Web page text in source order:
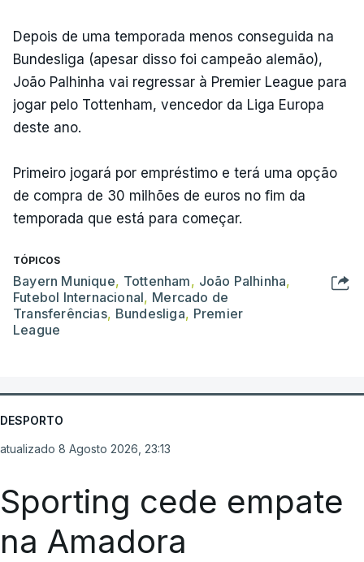
Depois de uma temporada menos conseguida na
Bundesliga (apesar disso foi campeão alemão),
João Palhinha vai regressar à Premier League para
jogar pelo Tottenham, vencedor da Liga Europa
deste ano.
Primeiro jogará por empréstimo e terá uma opção
de compra de 30 milhões de euros no fim da
temporada que está para começar.
TÓPICOS
Bayern Munique, Tottenham, João Palhinha,
Futebol Internacional, Mercado de
Transferências, Bundesliga, Premier
League
DESPORTO
atualizado 8 Agosto 2026, 23:13
Sporting cede empate
na Amadora